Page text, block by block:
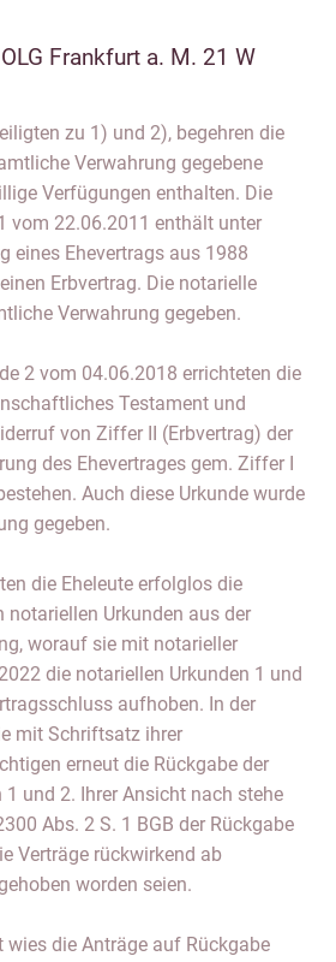
OLG Frankfurt a. M. 21 W
zu 1) und 2), begehren die
Verwahrung gegebene
Verfügungen enthalten. Die
vom 22.06.2011 enthält unter
eines Ehevertrags aus 1988
Erbvertrag. Die notarielle
Verwahrung gegeben.
2 vom 04.06.2018 errichteten die
Testament und
von Ziffer II (Erbvertrag) der
des Ehevertrages gem. Ziffer I
Auch diese Urkunde wurde
gegeben.
die Eheleute erfolglos die
notariellen Urkunden aus der
worauf sie mit notarieller
die notariellen Urkunden 1 und
aufhoben. In der
mit Schriftsatz ihrer
erneut die Rückgabe der
1 und 2. Ihrer Ansicht nach stehe
Abs. 2 S. 1 BGB der Rückgabe
Verträge rückwirkend ab
worden seien.
wies die Anträge auf Rückgabe